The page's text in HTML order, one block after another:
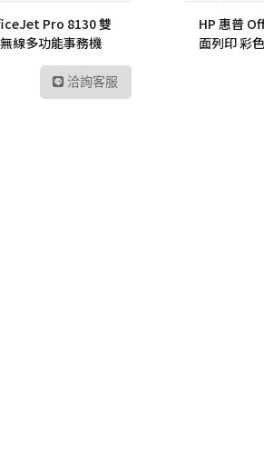
工業用SSD
工業用隨身碟
工業用記憶卡
專業無線電對講
HYT 中繼台無線電
HYT 專業車載台對講
Pro 8130 雙
線多功能事務機
洽詢客服
HP 惠普
面列印 彩